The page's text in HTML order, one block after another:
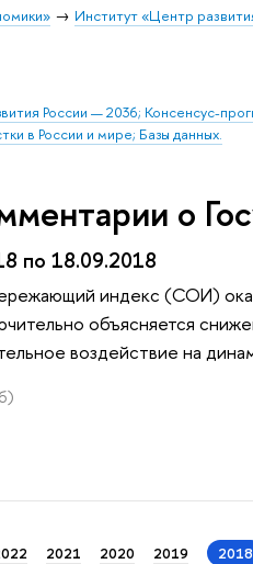
Институт «Центр
России — 2036; Консенсус-
в России и мире; Базы данных.
о
по 18.09.2018
индекс (СОИ)
объясняется
воздействие на
2021 2020 2019 2018